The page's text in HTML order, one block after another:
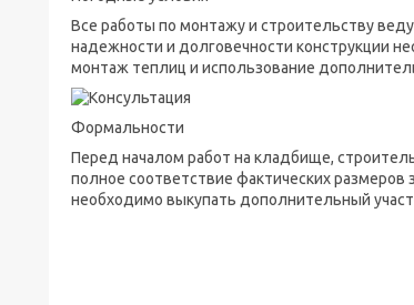
Все работы по монтажу и строительству
надежности и долговечности конструкции
монтаж теплиц и использование
Формальности
Перед началом работ на кладбище,
полное соответствие фактических размеров
необходимо выкупать дополнительный